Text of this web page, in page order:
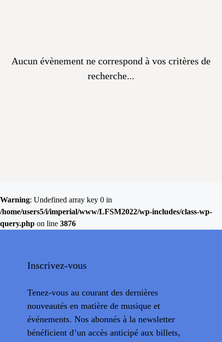
Aucun évènement ne correspond à vos critères de
recherche...
Warning: Undefined array key 0 in
/home/users5/i/imperial/www/LFSM2022/wp-includes/class-wp-
query.php on line 3876
Inscrivez-vous
Tenez-vous au courant des dernières
nouveautés en matière de musique et
événements. Nos abonnés à la newsletter
bénéficient d’un accès anticipé aux billets,